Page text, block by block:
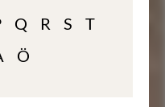
Q R S
T
Ö